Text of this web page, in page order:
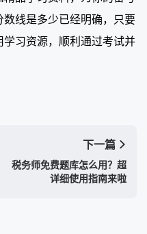
线是多少已经明确，只要
习资源，顺利通过考试并
下一篇
税务师免费题库怎么用？超
详细使用指南来啦